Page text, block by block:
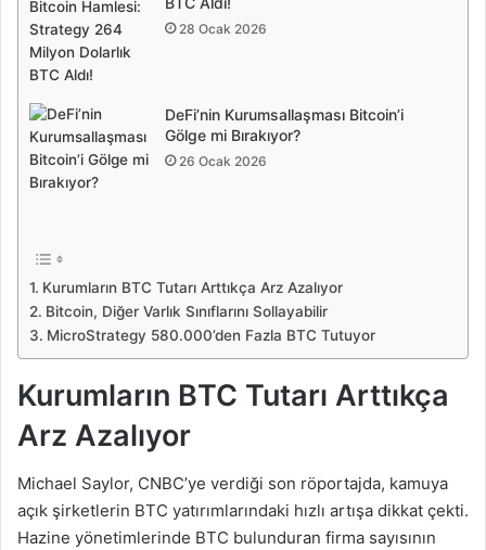
28 Ocak 2026
DeFi’nin Kurumsallaşması Bitcoin’i
Gölge mi Bırakıyor?
26 Ocak 2026
Kurumların BTC Tutarı Arttıkça Arz Azalıyor
Bitcoin, Diğer Varlık Sınıflarını Sollayabilir
MicroStrategy 580.000’den Fazla BTC Tutuyor
Kurumların BTC Tutarı Arttıkça
Arz Azalıyor
Michael Saylor, CNBC’ye verdiği son röportajda, kamuya
açık şirketlerin BTC yatırımlarındaki hızlı artışa dikkat çekti.
Hazine yönetimlerinde BTC bulunduran firma sayısının